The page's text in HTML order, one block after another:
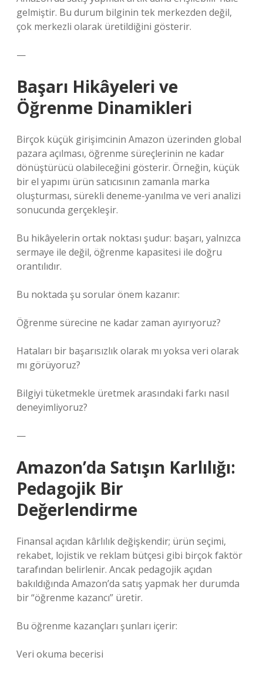
gelmiştir. Bu durum bilginin tek merkezden değil,
çok merkezli olarak üretildiğini gösterir.
—
Başarı Hikâyeleri ve
Öğrenme Dinamikleri
Birçok küçük girişimcinin Amazon üzerinden global
pazara açılması, öğrenme süreçlerinin ne kadar
dönüştürücü olabileceğini gösterir. Örneğin, küçük
bir el yapımı ürün satıcısının zamanla marka
oluşturması, sürekli deneme-yanılma ve veri analizi
sonucunda gerçekleşir.
Bu hikâyelerin ortak noktası şudur: başarı, yalnızca
sermaye ile değil, öğrenme kapasitesi ile doğru
orantılıdır.
Bu noktada şu sorular önem kazanır:
Öğrenme sürecine ne kadar zaman ayırıyoruz?
Hataları bir başarısızlık olarak mı yoksa veri olarak
mı görüyoruz?
Bilgiyi tüketmekle üretmek arasındaki farkı nasıl
deneyimliyoruz?
—
Amazon’da Satışın Karlılığı:
Pedagojik Bir
Değerlendirme
Finansal açıdan kârlılık değişkendir; ürün seçimi,
rekabet, lojistik ve reklam bütçesi gibi birçok faktör
tarafından belirlenir. Ancak pedagojik açıdan
bakıldığında Amazon’da satış yapmak her durumda
bir “öğrenme kazancı” üretir.
Bu öğrenme kazançları şunları içerir:
Veri okuma becerisi